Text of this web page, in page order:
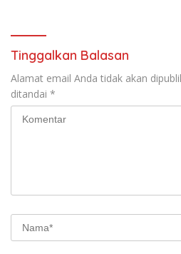
Tinggalkan Balasan
Alamat email Anda tidak akan
ditandai *